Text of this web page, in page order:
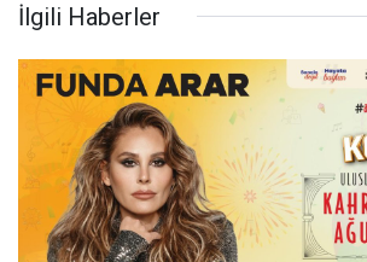
İlgili Haberler